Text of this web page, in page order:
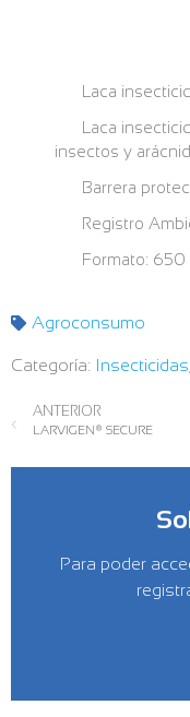
Laca
Laca
insectos y
Barrera
Registro
Formato: 650
Agroconsumo
Categoría: Insecticidas
ANTERIOR
LARVIGEN® SECURE
Para poder